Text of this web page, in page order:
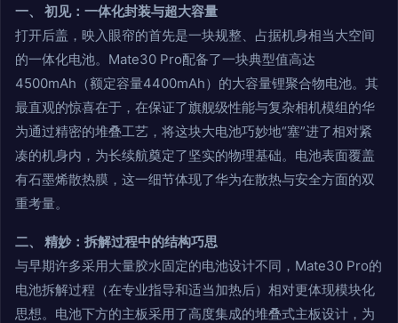
一、 初见：一体化封装与超大容量
打开后盖，映入眼帘的首先是一块规整、占据机身相当大空间
的一体化电池。Mate30 Pro配备了一块典型值高达
4500mAh（额定容量4400mAh）的大容量锂聚合物电池。其
最直观的惊喜在于，在保证了旗舰级性能与复杂相机模组的华
为通过精密的堆叠工艺，将这块大电池巧妙地“塞”进了相对紧
凑的机身内，为长续航奠定了坚实的物理基础。电池表面覆盖
有石墨烯散热膜，这一细节体现了华为在散热与安全方面的双
重考量。
二、 精妙：拆解过程中的结构巧思
与早期许多采用大量胶水固定的电池设计不同，Mate30 Pro的
电池拆解过程（在专业指导和适当加热后）相对更体现模块化
思想。电池下方的主板采用了高度集成的堆叠式主板设计，为